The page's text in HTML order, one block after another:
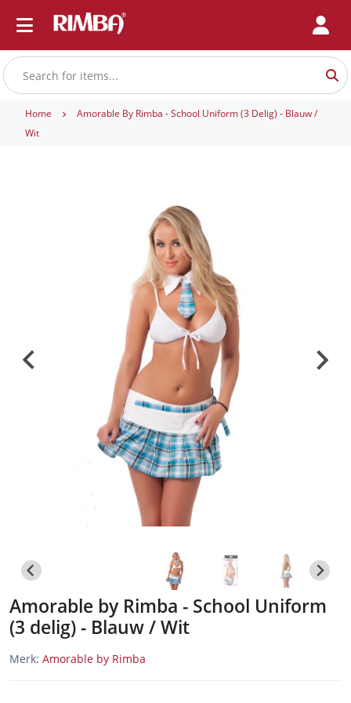
Home
Amorable By Rimba - School Uniform (3 Delig) - Blauw /
Wit
Amorable by Rimba - School Uniform
(3 delig) - Blauw / Wit
Merk: Amorable by Rimba